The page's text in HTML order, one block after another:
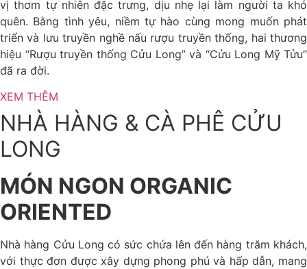
vị thơm tự nhiên đặc trưng, dịu nhẹ lại làm người ta khó
quên. Bằng tình yêu, niềm tự hào cùng mong muốn phát
triển và lưu truyền nghề nấu rượu truyền thống, hai thương
hiệu “Rượu truyền thống Cửu Long” và “Cửu Long Mỹ Tửu”
đã ra đời.
XEM THÊM
NHÀ HÀNG & CÀ PHÊ CỬU
LONG
MÓN NGON ORGANIC
ORIENTED
Nhà hàng Cửu Long có sức chứa lên đến hàng trăm khách,
với thực đơn được xây dựng phong phú và hấp dẫn, mang